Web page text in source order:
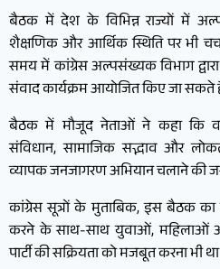
बैठक में देश के विभिन्न राज्यों में
शैक्षणिक और आर्थिक स्थिति पर भी
समय में कांग्रेस अल्पसंख्यक विभाग
संवाद कार्यक्रम आयोजित किए जा सकते
बैठक में मौजूद नेताओं ने कहा कि
संविधान, सामाजिक सद्भाव और
व्यापक जनजागरण अभियान चलाने की
कांग्रेस सूत्रों के मुताबिक, इस बैठक का
करने के साथ-साथ युवाओं, महिलाओं
पार्टी की सक्रियता को मजबूत करना भी